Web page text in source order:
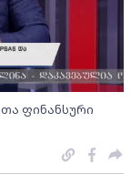
ფინანსური